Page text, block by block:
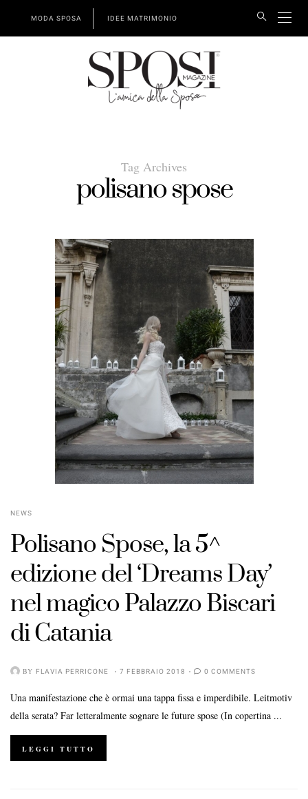
MODA SPOSA IDEE MATRIMONIO
Tag Archives
polisano spose
NEWS
Polisano Spose, la 5^
edizione del ‘Dreams Day’
nel magico Palazzo Biscari
di Catania
BY FLAVIA PERRICONE 7 FEBBRAIO 2018 0 COMMENTS
Una manifestazione che è ormai una tappa fissa e imperdibile. Leitmotiv
della serata? Far letteralmente sognare le future spose (In copertina ...
LEGGI TUTTO